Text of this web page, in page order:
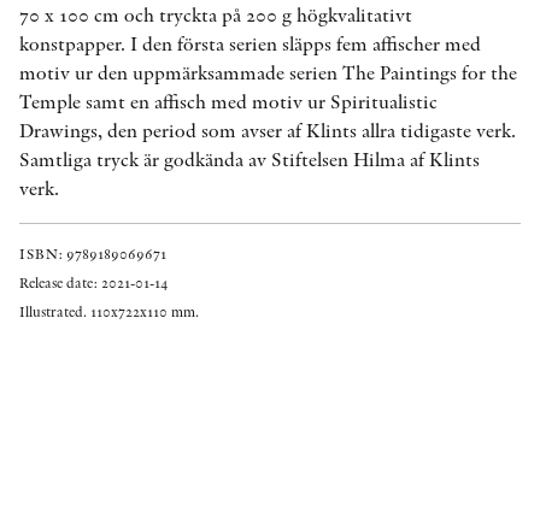
70 x 100 cm och tryckta på 200 g högkvalitativt
konstpapper. I den första serien släpps fem affischer med
motiv ur den uppmärksammade serien The Paintings for the
Temple samt en affisch med motiv ur Spiritualistic
Drawings, den period som avser af Klints allra tidigaste verk.
Samtliga tryck är godkända av Stiftelsen Hilma af Klints
verk.
ISBN: 9789189069671
Release date: 2021-01-14
Illustrated. 110x722x110 mm.